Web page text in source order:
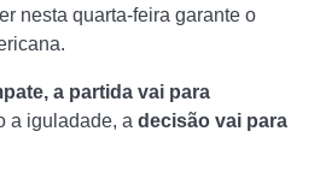
nesta quarta-feira garante o
a partida vai para
a iguladade, a decisão vai para